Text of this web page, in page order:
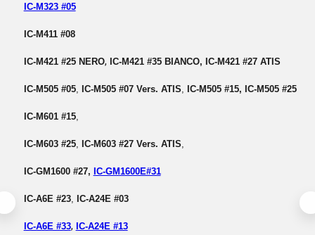
IC-M323 #05
IC-M411 #08
IC-M421 #25 NERO, IC-M421 #35 BIANCO, IC-M421 #27 ATIS
IC-M505 #05, IC-M505 #07 Vers. ATIS IC-M505 #15, IC-M505 #25
IC-M601 #15,
IC-M603 #25, IC-M603 #27 Vers. ATIS
IC-GM1600 #27, IC-GM1600E#31
IC-A6E #23, IC-A24E #03
IC-A6E #33, IC-A24E #13